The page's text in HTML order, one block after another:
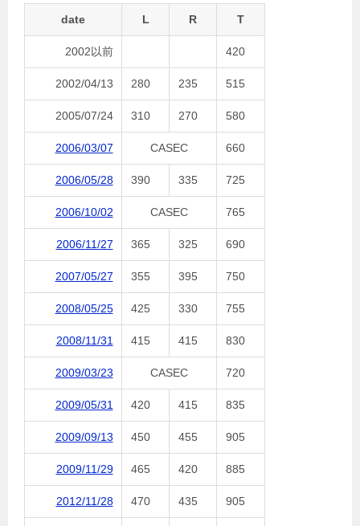
date L R T
2002以前 420
2002/04/13 280 235 515
2005/07/24 310 270 580
2006/03/07 CASEC 660
2006/05/28 390 335 725
2006/10/02 CASEC 765
2006/11/27 365 325 690
2007/05/27 355 395 750
2008/05/25 425 330 755
2008/11/31 415 415 830
2009/03/23 CASEC 720
2009/05/31 420 415 835
2009/09/13 450 455 905
2009/11/29 465 420 885
2012/11/28 470 435 905